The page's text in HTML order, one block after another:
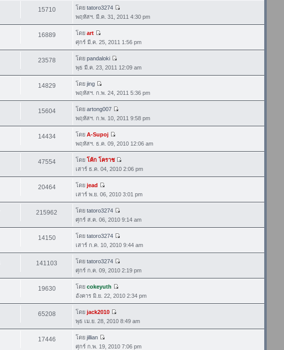
15710 โดย tatoro3274
พฤหัสฯ. มี.ค. 31, 2011 4:30 pm
16889 โดย art
ศุกร์ มี.ค. 25, 2011 1:56 pm
23578 โดย pandaloki
พุธ มี.ค. 23, 2011 12:09 am
14829 โดย jing
พฤหัสฯ. ก.พ. 24, 2011 5:36 pm
15604 โดย artong007
พฤหัสฯ. ก.พ. 10, 2011 9:58 pm
14434 โดย A-Supoj
พฤหัสฯ. ธ.ค. 09, 2010 12:06 am
47554 โดย โค้ก โคราช
เสาร์ ธ.ค. 04, 2010 2:06 pm
20464 โดย jead
เสาร์ พ.ย. 06, 2010 3:01 pm
215962 โดย tatoro3274
ศุกร์ ส.ค. 06, 2010 9:14 am
14150 โดย tatoro3274
เสาร์ ก.ค. 10, 2010 9:44 am
141103 โดย tatoro3274
ศุกร์ ก.ค. 09, 2010 2:19 pm
19630 โดย cokeyuth
อังคาร มิ.ย. 22, 2010 2:34 pm
65208 โดย jack2010
พุธ เม.ย. 28, 2010 8:49 am
17446 โดย jillian
ศุกร์ ก.พ. 19, 2010 7:06 pm